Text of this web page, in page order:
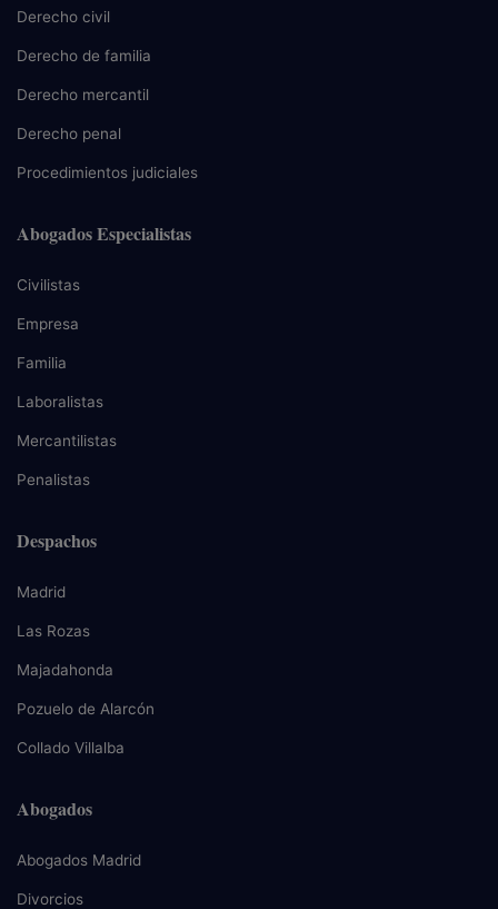
Derecho civil
Derecho de familia
Derecho mercantil
Derecho penal
Procedimientos judiciales
Abogados Especialistas
Civilistas
Empresa
Familia
Laboralistas
Mercantilistas
Penalistas
Despachos
Madrid
Las Rozas
Majadahonda
Pozuelo de Alarcón
Collado Villalba
Abogados
Abogados Madrid
Divorcios